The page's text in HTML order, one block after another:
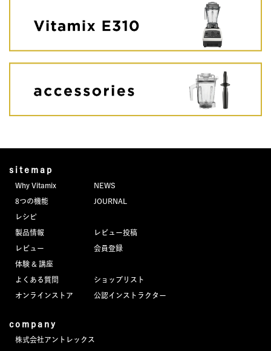
sitemap
Why Vitamix
8つの機能
レシピ
製品情報
レビュー
体験 & 講座
よくある質問
オンラインストア
NEWS
JOURNAL
レビュー投稿
会員登録
ショップリスト
公認インストラクター
company
株式会社アントレックス